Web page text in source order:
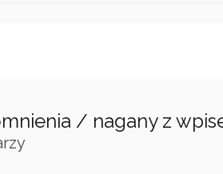
/ nagany z